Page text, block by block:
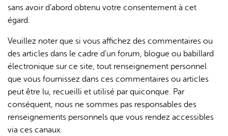
sans avoir d’abord obtenu votre consentement à cet
égard.
Veuillez noter que si vous affichez des commentaires ou
des articles dans le cadre d’un forum, blogue ou babillard
électronique sur ce site, tout renseignement personnel
que vous fournissez dans ces commentaires ou articles
peut être lu, recueilli et utilisé par quiconque. Par
conséquent, nous ne sommes pas responsables des
renseignements personnels que vous rendez accessibles
via ces canaux.